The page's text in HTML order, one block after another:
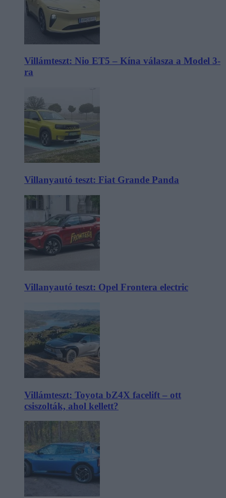
Villámteszt: Nio ET5 – Kína válasza a Model 3-
ra
Villanyautó teszt: Fiat Grande Panda
Villanyautó teszt: Opel Frontera electric
Villámteszt: Toyota bZ4X facelift – ott
csiszolták, ahol kellett?